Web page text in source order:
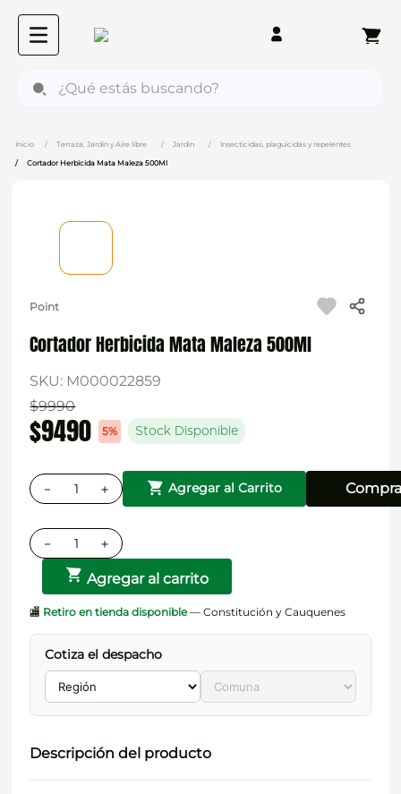
Terraza, Jardín y Aire libre Jardin Insecticidas, plaguicidas y repelentes
Cortador Herbicida Mata Maleza 500Ml
Point
Cortador Herbicida Mata Maleza 500Ml
SKU: M000022859
$9990
$9490 5% Stock Disponible
＋
－ Agregar al Carrito
＋
－
Agregar al carrito
🏬 Retiro en tienda disponible— Constitución y Cauquenes
Cotiza el despacho
Descripción del producto